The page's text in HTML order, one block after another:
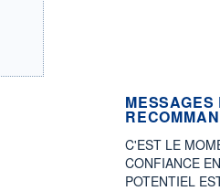
C'EST LE
CONFIANCE
POTENTIEL